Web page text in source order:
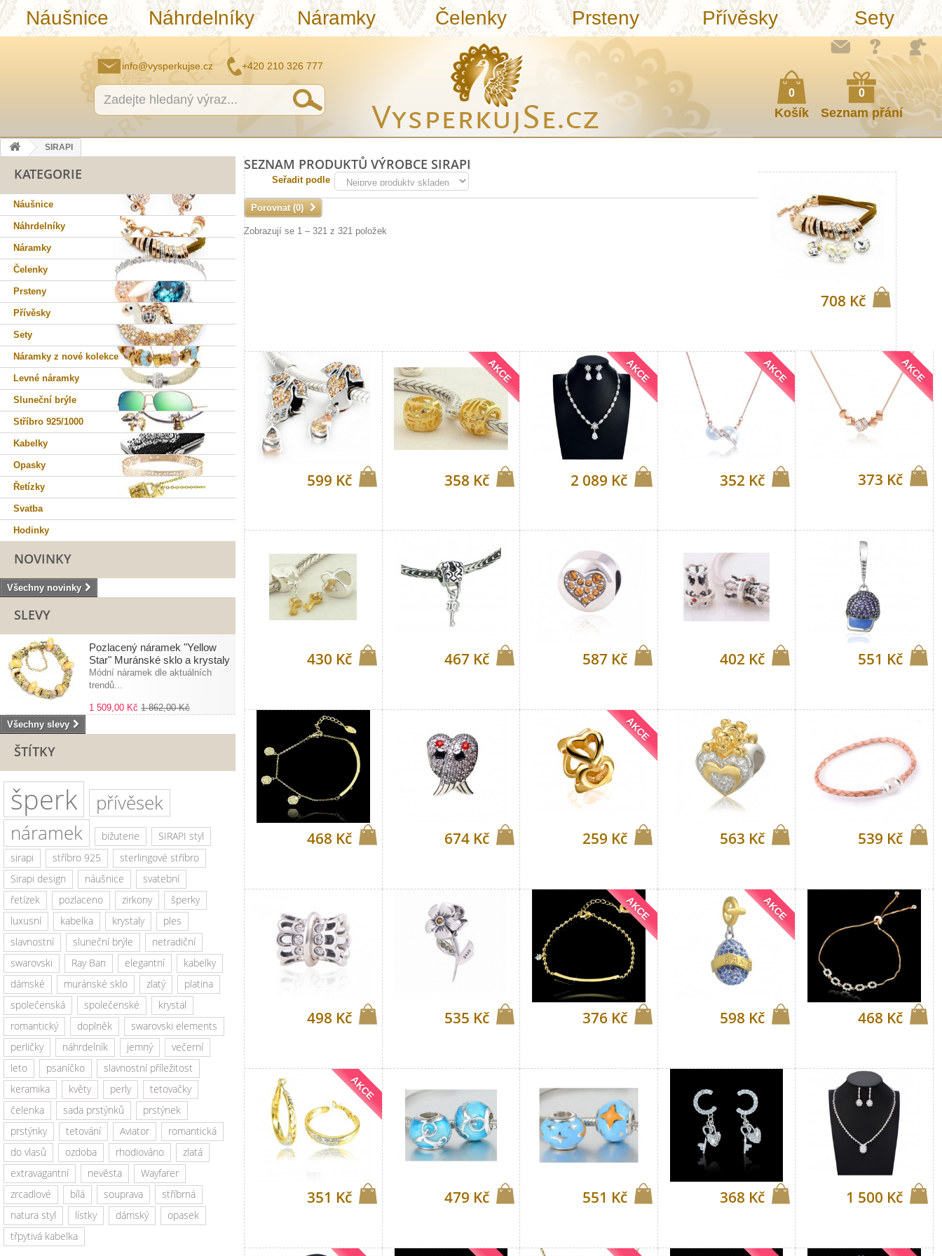
0
Košík
Náušnice Náhrdelníky Náramky Čelenky Prsteny Přívěsky Sety
0
Seznam přání
info@vysperkujse.cz +420 210 326 777
SIRAPI
KATEGORIE
Náušnice
Náhrdelníky
Náramky
Čelenky
Prsteny
Přívěsky
Sety
Náramky z nové kolekce
Levné náramky
Sluneční brýle
Stříbro 925/1000
Kabelky
Opasky
Řetízky
Svatba
Hodinky
NOVINKY
Všechny novinky
SLEVY
Pozlacený náramek "Yellow
Star" Muránské sklo a krystaly
Módní náramek dle aktuálních
trendů...
1 509,00 Kč 1 862,00 Kč
Všechny slevy
ŠTÍTKY
šperk
přívěsek
náramek
bižuterie
SIRAPI styl
sirapi
stříbro 925
sterlingové stříbro
Sirapi design
náušnice
svatební
řetízek
pozlaceno zirkony
šperky
luxusní
kabelka krystaly
ples
slavnostní
sluneční brýle
netradiční
swarovski
Ray Ban elegantní
kabelky
dámské
muránské sklo zlatý
platina
společenská
společenské
krystal
romantický
doplněk
swarovski elements
perličky
náhrdelník jemný
večerní
leto
psaníčko
slavnostní příležitost
keramika
květy perly
tetovačky
čelenka
sada prstýnků
prstýnek
prstýnky
tetování Aviator
romantická
do vlasů
ozdoba rhodiováno
zlatá
extravagantní
nevěsta
Wayfarer
zrcadlové
bílá souprava
stříbrná
natura styl
lístky dámský
opasek
třpytivá kabelka
SEZNAM PRODUKTŮ VÝROBCE SIRAPI
Seřadit podle
Porovnat (0)
Zobrazují se 1 – 321 z 321 položek
708 Kč
599 Kč 358 Kč
AKCE
2 089 Kč
AKCE
352 Kč
AKCE
373 Kč
AKCE
430 Kč 467 Kč 587 Kč 402 Kč 551 Kč
468 Kč 674 Kč 259 Kč
AKCE
563 Kč 539 Kč
498 Kč 535 Kč 376 Kč
AKCE
598 Kč
AKCE
468 Kč
351 Kč
AKCE
479 Kč 551 Kč 368 Kč 1 500 Kč